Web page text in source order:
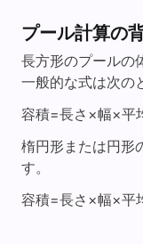
プール計算の
長方形のプールの
一般的な式は次の
容積=長さ×幅×平
楕円形または円形
す。
容積=長さ×幅×平